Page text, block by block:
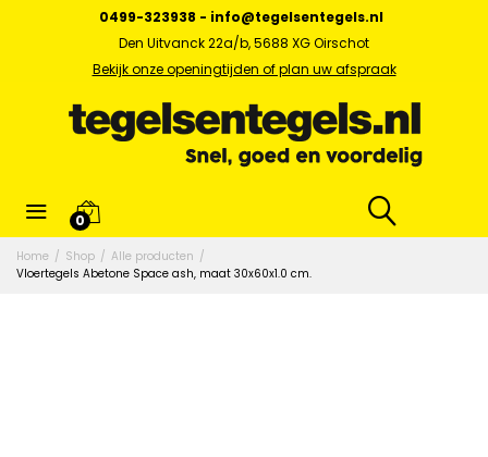
0499-323938 - info@tegelsentegels.nl
Den Uitvanck 22a/b, 5688 XG Oirschot
Bekijk onze openingtijden of plan uw afspraak
0
Home / Shop / Alle producten /
Vloertegels Abetone Space ash, maat 30x60x1.0 cm.